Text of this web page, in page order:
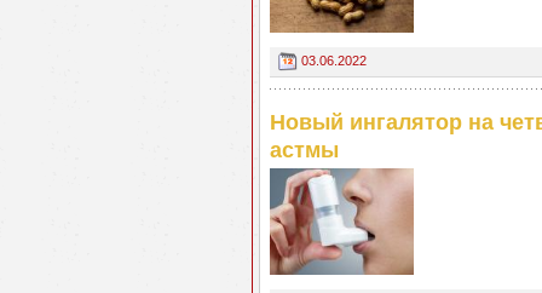
03.06.2022
Новый ингалятор на
астмы